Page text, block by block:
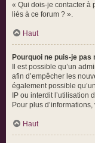
« Qui dois-je contacter à
liés à ce forum ? ».
Haut
Pourquoi ne puis-je pas
Il est possible qu’un
afin d’empêcher les
également possible
IP ou interdit l’utilisation
Pour plus
Haut